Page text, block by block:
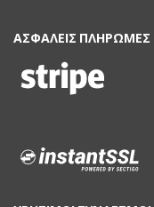
ΑΣΦΑΛΕΙΣ ΠΛΗΡΩΜΕΣ